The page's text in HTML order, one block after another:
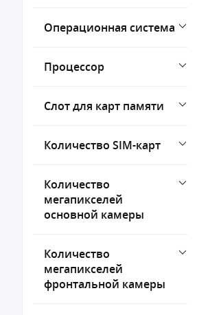
Операционная система
Процессор
Слот для карт памяти
Количество SIM-карт
Количество
мегапикселей
основной камеры
Количество
мегапикселей
фронтальной камеры